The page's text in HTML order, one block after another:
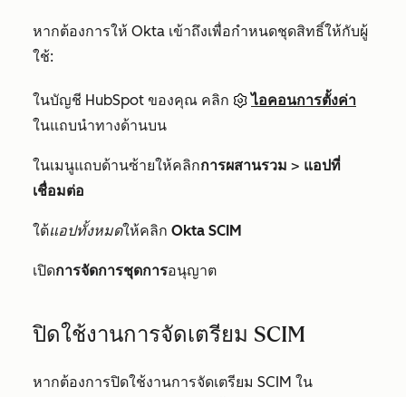
หากต้องการให้ Okta เข้าถึงเพื่อกำหนดชุดสิทธิ์ให้กับผู้
ใช้:
ในบัญชี HubSpot ของคุณ คลิก
ไอคอนการตั้งค่า
ในแถบนำทางด้านบน
ในเมนูแถบด้านซ้ายให้คลิกการผสานรวม > แอปที่
เชื่อมต่อ
ใต้แอปทั้งหมดให้คลิก Okta SCIM
เปิดการจัดการชุดการอนุญาต
ปิดใช้งานการจัดเตรียม SCIM
หากต้องการปิดใช้งานการจัดเตรียม SCIM ใน